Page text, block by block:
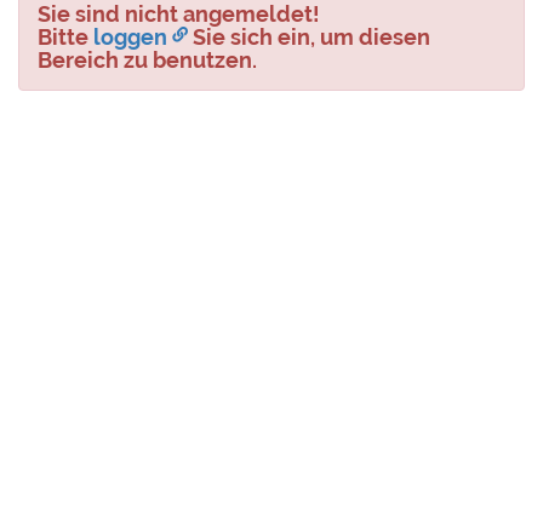
Sie sind nicht angemeldet!
Bitte loggen
Sie sich ein, um diesen
Bereich zu benutzen.